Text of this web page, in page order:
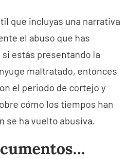
que incluyas una narrativa
el abuso que has
estás presentando la
maltratado, entonces
el periodo de cortejo y
cómo los tiempos han
se ha vuelto abusiva.